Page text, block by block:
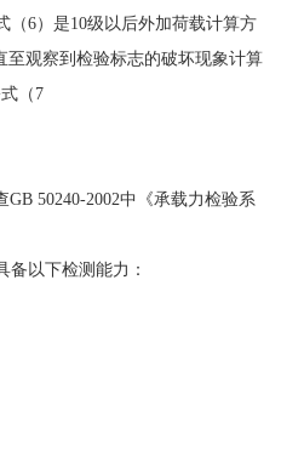
（6）是10级以后外加荷载计算方
至观察到检验标志的破坏现象计算
（7
50240-2002中《承载力检验系
以下检测能力：